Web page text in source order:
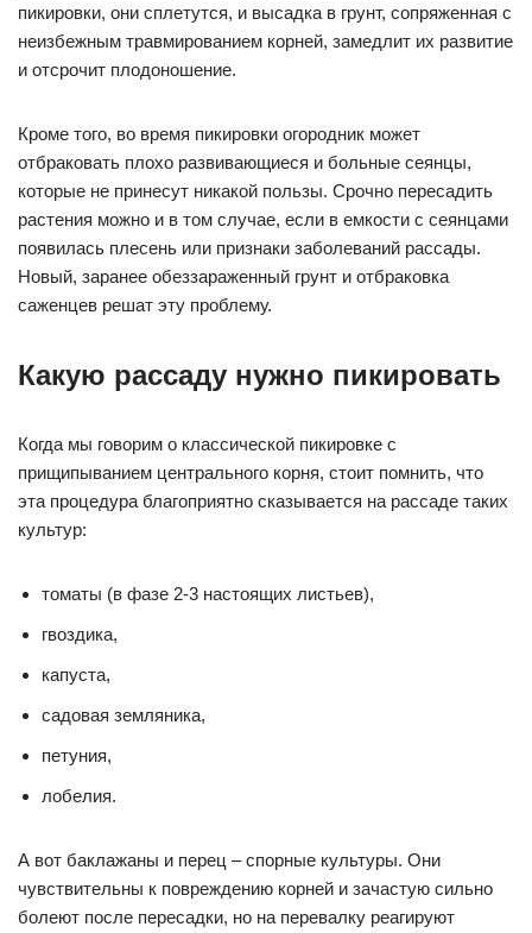
пикировки, они сплетутся, и высадка в грунт, сопряженная с
неизбежным травмированием корней, замедлит их развитие
и отсрочит плодоношение.
Кроме того, во время пикировки огородник может
отбраковать плохо развивающиеся и больные сеянцы,
которые не принесут никакой пользы. Срочно пересадить
растения можно и в том случае, если в емкости с сеянцами
появилась плесень или признаки заболеваний рассады.
Новый, заранее обеззараженный грунт и отбраковка
саженцев решат эту проблему.
Какую рассаду нужно пикировать
Когда мы говорим о классической пикировке с
прищипыванием центрального корня, стоит помнить, что
эта процедура благоприятно сказывается на рассаде таких
культур:
томаты (в фазе 2-3 настоящих листьев),
гвоздика,
капуста,
садовая земляника,
петуния,
лобелия.
А вот баклажаны и перец – спорные культуры. Они
чувствительны к повреждению корней и зачастую сильно
болеют после пересадки, но на перевалку реагируют